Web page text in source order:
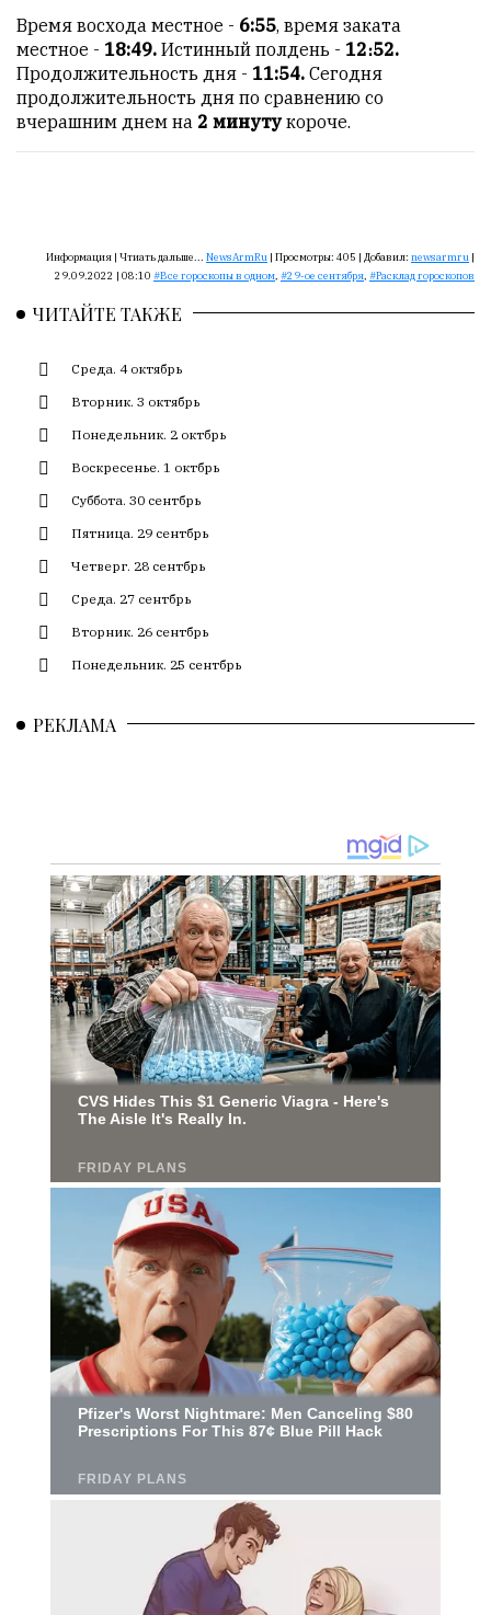
кромсает
их
и
не
искажает
смысл.
является
условием
публикации.
Противоположные
мнения
публикуются,
даже
если
принимаются
восторга.
редактор
фон
Геворкян
Время восхода местное - 6:55, время заката
местное - 18:49. Истинный полдень - 12։52.
Продолжительность дня - 11:54. Сегодня
продолжительность дня по сравнению со
вчерашним днем на 2 минутукороче.
Информация | Чтиать дальше... NewsArmRu | Просмотры: 405 | Добавил: newsarmru |
29.09.2022 | 08:10
Все гороскопы в одном, 29-ое сентября, Расклад гороскопов
ЧИТАЙТЕ ТАКЖЕ
Среда. 4 октябрь
Вторник. 3 октябрь
Понедельник. 2 октбрь
Воскресенье. 1 октбрь
Суббота. 30 сентбрь
Пятница. 29 сентбрь
Четверг. 28 сентбрь
Среда. 27 сентбрь
Вторник. 26 сентбрь
Понедельник. 25 сентбрь
РЕКЛАМА